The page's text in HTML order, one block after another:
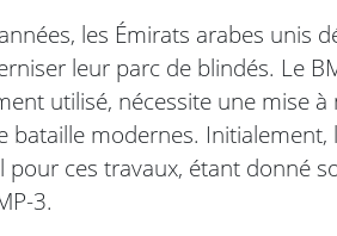
les Émirats arabes unis
leur parc de blindés. Le
utilisé, nécessite une mise
bataille modernes.
pour ces travaux, étant donné
3.